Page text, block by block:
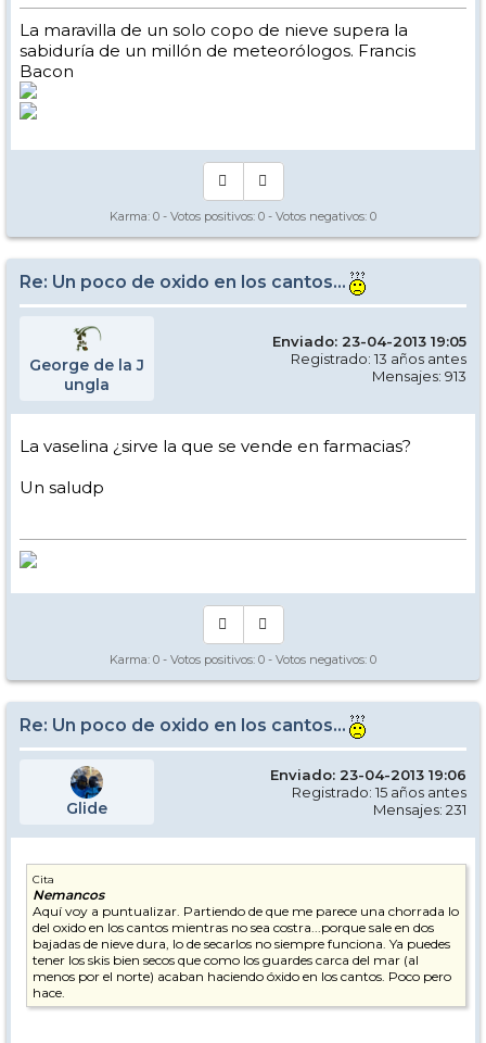
La maravilla de un solo copo de nieve supera la
sabiduría de un millón de meteorólogos. Francis
Bacon
Karma: 0 - Votos positivos: 0 - Votos negativos: 0
Re: Un poco de oxido en los cantos...
George de la J
ungla
Enviado: 23-04-2013 19:05
Registrado: 13 años antes
Mensajes: 913
La vaselina ¿sirve la que se vende en farmacias?
Un saludp
Karma: 0 - Votos positivos: 0 - Votos negativos: 0
Re: Un poco de oxido en los cantos...
Glide
Enviado: 23-04-2013 19:06
Registrado: 15 años antes
Mensajes: 231
Cita
Nemancos
Aquí voy a puntualizar. Partiendo de que me parece una chorrada lo
del oxido en los cantos mientras no sea costra...porque sale en dos
bajadas de nieve dura, lo de secarlos no siempre funciona. Ya puedes
tener los skis bien secos que como los guardes carca del mar (al
menos por el norte) acaban haciendo óxido en los cantos. Poco pero
hace.